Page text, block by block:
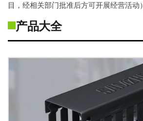
目，经相关部门批准后方可开展经营活动）
产品大全